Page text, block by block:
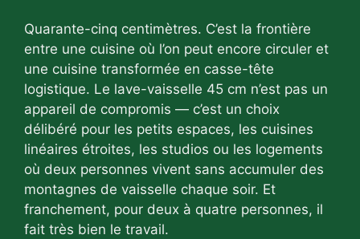
Quarante-cinq centimètres. C’est la frontière
entre une cuisine où l’on peut encore circuler et
une cuisine transformée en casse-tête
logistique. Le lave-vaisselle 45 cm n’est pas un
appareil de compromis — c’est un choix
délibéré pour les petits espaces, les cuisines
linéaires étroites, les studios ou les logements
où deux personnes vivent sans accumuler des
montagnes de vaisselle chaque soir. Et
franchement, pour deux à quatre personnes, il
fait très bien le travail.